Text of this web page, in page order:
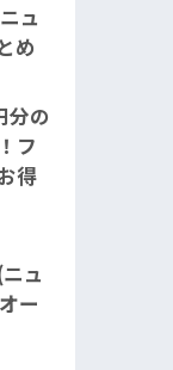
ュ
め
分の
フ
得
ュ
ー